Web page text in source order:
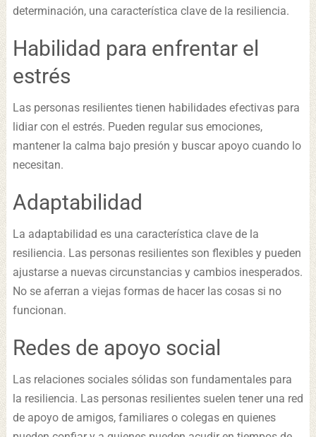
determinación, una característica clave de la resiliencia.
Habilidad para enfrentar el
estrés
Las personas resilientes tienen habilidades efectivas para
lidiar con el estrés. Pueden regular sus emociones,
mantener la calma bajo presión y buscar apoyo cuando lo
necesitan.
Adaptabilidad
La adaptabilidad es una característica clave de la
resiliencia. Las personas resilientes son flexibles y pueden
ajustarse a nuevas circunstancias y cambios inesperados.
No se aferran a viejas formas de hacer las cosas si no
funcionan.
Redes de apoyo social
Las relaciones sociales sólidas son fundamentales para
la resiliencia. Las personas resilientes suelen tener una red
de apoyo de amigos, familiares o colegas en quienes